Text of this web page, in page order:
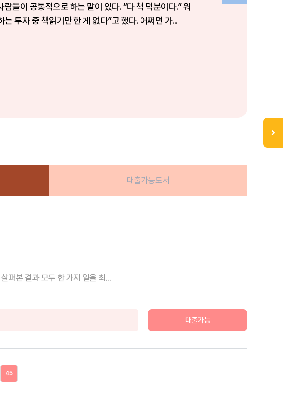
들이 공통적으로 하는 말이 있다. “다 책 덕분이다.” 워
투자 중 책읽기만 한 게 없다”고 했다. 어쩌면 가...
대출가능도서
펴본 결과 모두 한 가지 일을 최...
대출가능
45